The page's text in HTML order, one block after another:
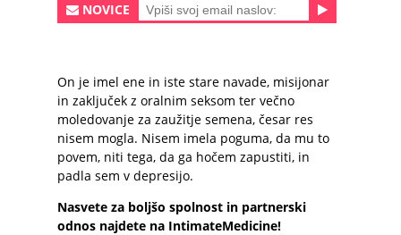
NOVICE
On je imel ene in iste stare navade, misijonar
in zaključek z oralnim seksom ter večno
moledovanje za zaužitje semena, česar res
nisem mogla. Nisem imela poguma, da mu to
povem, niti tega, da ga hočem zapustiti, in
padla sem v depresijo.
Nasvete za boljšo spolnost in partnerski
odnos najdete na IntimateMedicine!